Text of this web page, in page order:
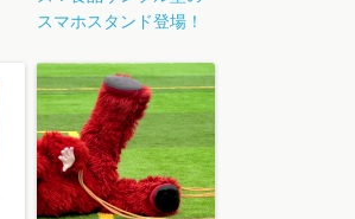
スマホスタンド登場！